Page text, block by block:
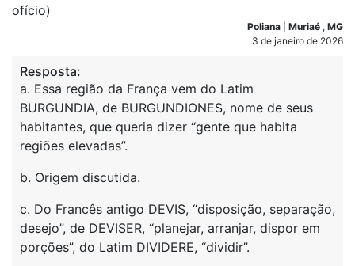
ofício)
Poliana Muriaé , MG
3 de janeiro de 2026
Resposta:
a. Essa região da França vem do Latim
BURGUNDIA, de BURGUNDIONES, nome de seus
habitantes, que queria dizer “gente que habita
regiões elevadas”.
b. Origem discutida.
c. Do Francês antigo DEVIS, “disposição, separação,
desejo”, de DEVISER, “planejar, arranjar, dispor em
porções”, do Latim DIVIDERE, “dividir”.